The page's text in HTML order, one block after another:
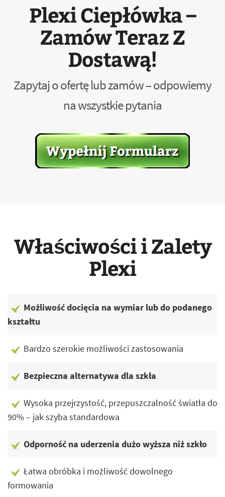
Plexi Ciepłówka –
Zamów Teraz Z
Dostawą!
Zapytaj o ofertę lub zamów – odpowiemy
na wszystkie pytania
Właściwości i Zalety
Plexi
Możliwość docięcia na wymiar lub do podanego
kształtu
Bardzo szerokie możliwości zastosowania
Bezpieczna alternatywa dla szkła
Wysoka przejrzystość, przepuszczalność światła do
90% – jak szyba standardowa
Odporność na uderzenia dużo wyższa niż szkło
Łatwa obróbka i możliwość dowolnego
formowania